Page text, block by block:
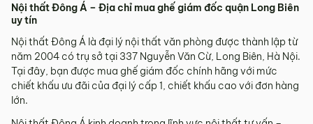
Nội thất Đông Á – Địa chỉ mua ghế giám đốc quận Long Biên
uy tín
Nội thất Đông Á là đại lý nội thất văn phòng được thành lập từ
năm 2004 có trụ sở tại 337 Nguyễn Văn Cừ, Long Biên, Hà Nội.
Tại đây, bạn được mua ghế giám đốc chính hãng với mức
chiết khấu ưu đãi của đại lý cấp 1, chiết khấu cao với đơn hàng
lớn.